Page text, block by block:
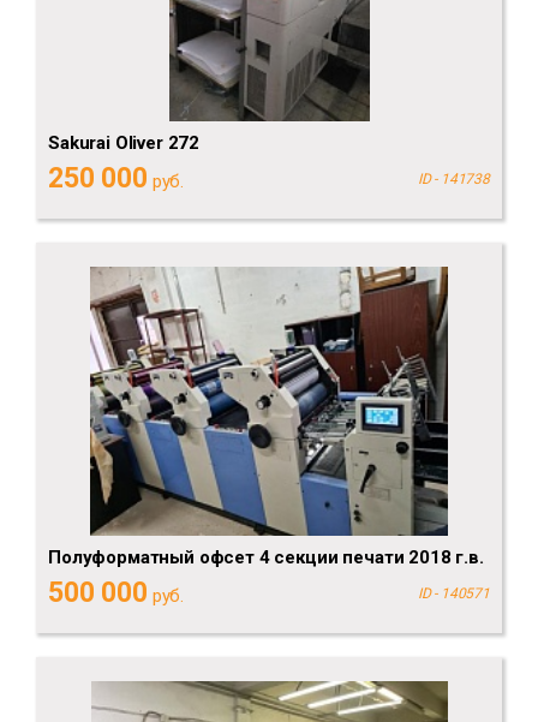
Sakurai Oliver 272
250 000 руб. ID - 141738
Полуформатный офсет 4 секции печати 2018 г.в.
500 000 руб. ID - 140571